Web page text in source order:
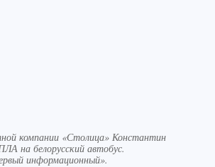
компании «Столица» Константин
на белорусский автобус.
информационный».